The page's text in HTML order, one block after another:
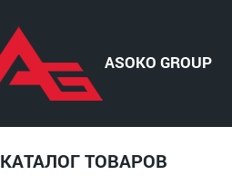
КАТАЛОГ ТОВАРОВ